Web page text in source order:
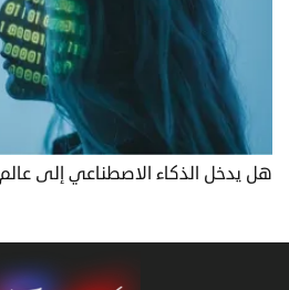
هل يدخل الذكاء الاصطناعي إلى